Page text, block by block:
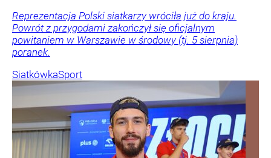
Reprezentacja Polski siatkarzy wróciła już do kraju.
Powrót z przygodami zakończył się oficjalnym
powitaniem w Warszawie w środowy (tj. 5 sierpnia)
poranek.
SiatkówkaSport